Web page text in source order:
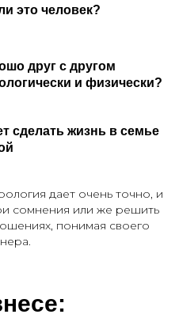
это человек?
друг с другом
и физически?
сделать жизнь в семье
дает очень точно, и
сомнения или же решить
понимая своего